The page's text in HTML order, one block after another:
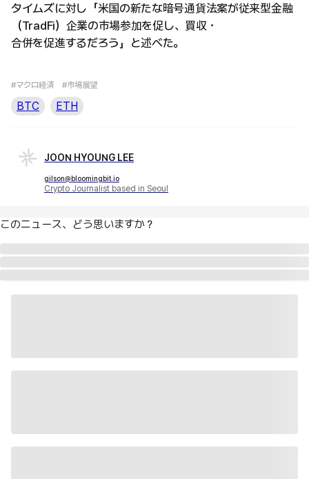
タイムズに対し「米国の新たな暗号通貨法案が従来型金融
（TradFi）企業の市場参加を促し、買収・
合併を促進するだろう」と述べた。
#マクロ経済 #市場展望
BTC ETH
JOON HYOUNG LEE
gilson@bloomingbit.io
Crypto Journalist based in Seoul
このニュース、どう思いますか？